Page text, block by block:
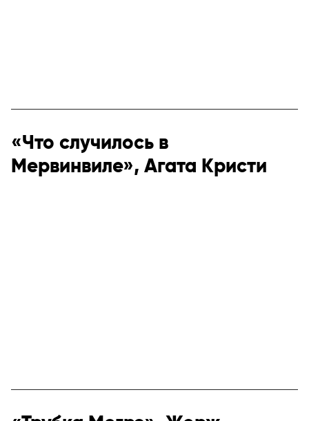
«Что случилось в
Мервинвиле», Агата Кристи